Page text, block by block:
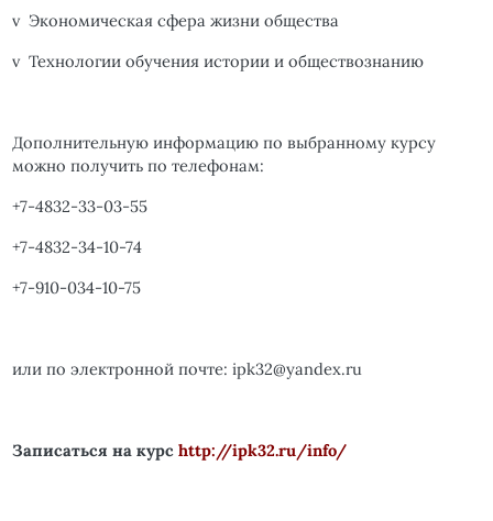
v Экономическая сфера жизни общества
v Технологии обучения истории и обществознанию
Дополнительную информацию по выбранному курсу
можно получить по телефонам:
+7-4832-33-03-55
+7-4832-34-10-74
+7-910-034-10-75
или по электронной почте: ipk32@yandex.ru
Записаться на курс http://ipk32.ru/info/